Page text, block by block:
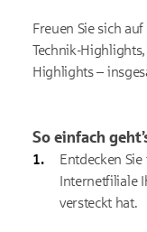
Freuen Sie sich
Technik-
Highlights –
So einfach
Entdecken
Internetfiliale
versteckt hat.